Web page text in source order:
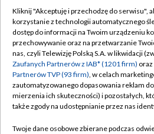
TVP
Abonament TVP
Emisja w TVP
Centrum informacji TVP
Naziemna Telewizja Cyfrowa
Regulamin
Polityka
Moje
Pomoc
Kliknij "Akceptuję i przechodzę do serwisu",
korzystanie z technologii automatycznego
dostęp do informacji na Twoim urządzeniu
przechowywanie oraz na przetwarzanie
nas, czyli Telewizję Polską S.A. w likwidacji
Zaufanych Partnerów z IAB* (1201 firm) oraz
Partnerów TVP (93 firm), w celach
zautomatyzowanego dopasowania reklam
mierzenia ich skuteczności) i pozostałych,
także zgody na udostępnianie przez nas
Twoje dane osobowe zbierane podczas